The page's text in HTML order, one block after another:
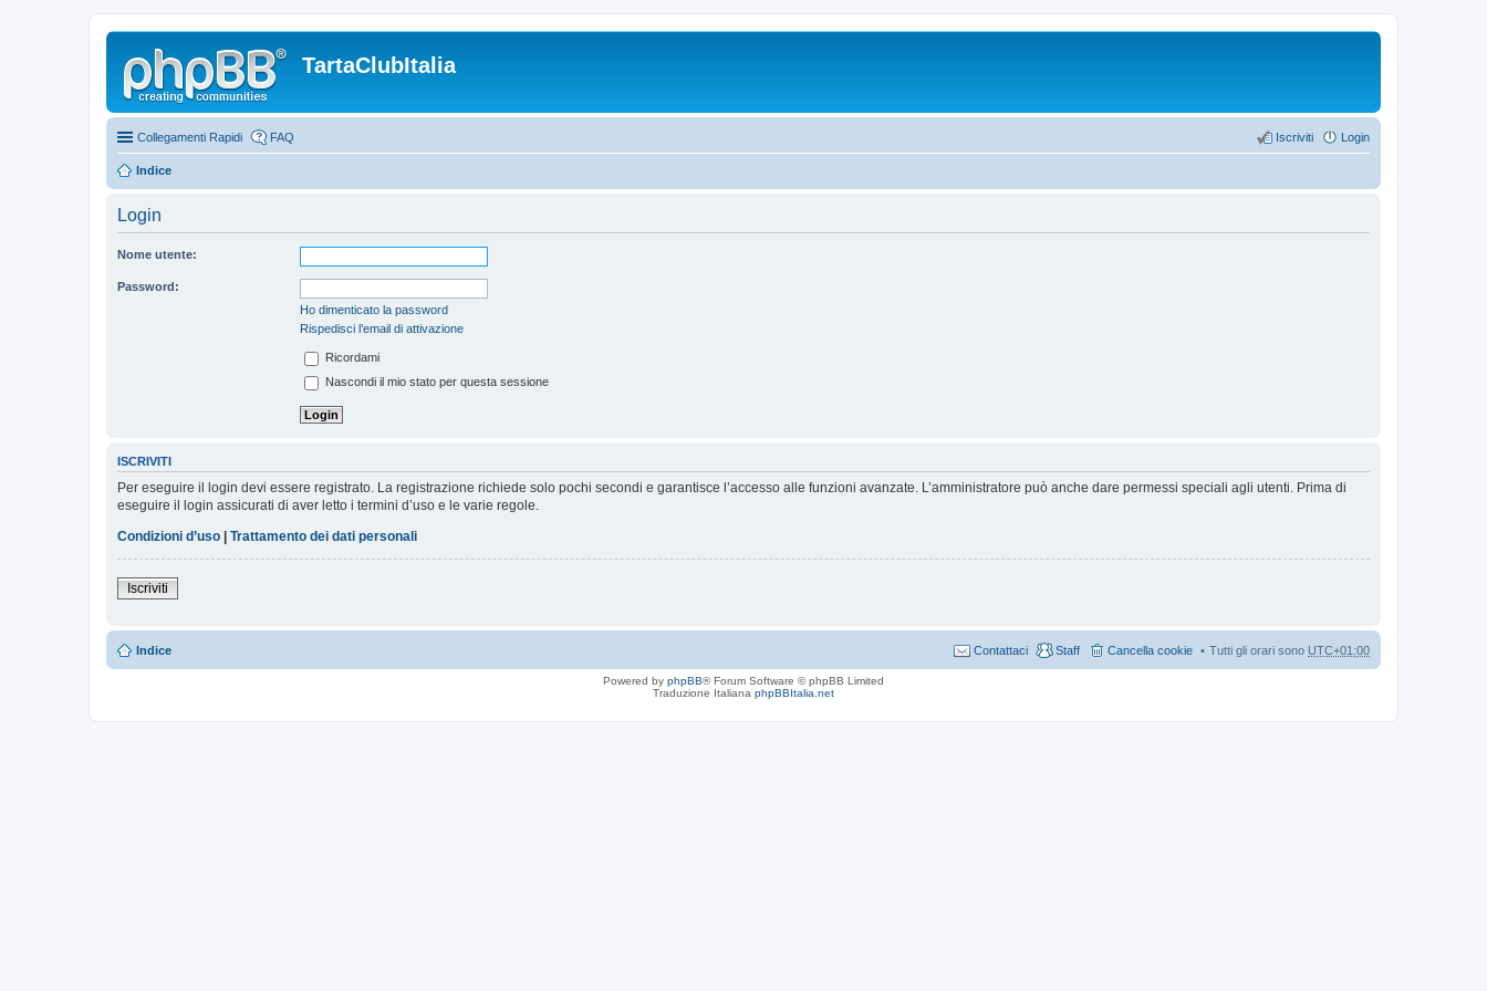
TartaClubItalia
Collegamenti Rapidi FAQ Login
Iscriviti
Indice
Login
Nome utente:
Password:
Ho dimenticato la password
Rispedisci l’email di attivazione
Ricordami
Nascondi il mio stato per questa sessione
ISCRIVITI
Per eseguire il login devi essere registrato. La registrazione richiede solo pochi secondi e garantisce l’accesso alle funzioni avanzate. L’amministratore può anche dare permessi speciali agli utenti. Prima di
eseguire il login assicurati di aver letto i termini d’uso e le varie regole.
Condizioni d’uso | Trattamento dei dati personali
Iscriviti
Indice Tutti gli orari sono UTC+01:00
Cancella cookie
Staff
Contattaci
Powered by phpBB® Forum Software © phpBB Limited
Traduzione Italiana phpBBItalia.net